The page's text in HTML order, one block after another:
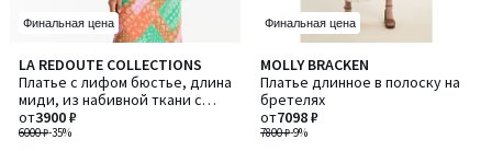
Финальная цена
LA REDOUTE COLLECTIONS
Платье с лифом бюстье, длина
миди, из набивной ткани с
рисунком пейсли
6000 ₽-35%
от3900 ₽
Финальная цена
MOLLY BRACKEN
Платье длинное в полоску на
бретелях
7800 ₽-9%
от7098 ₽